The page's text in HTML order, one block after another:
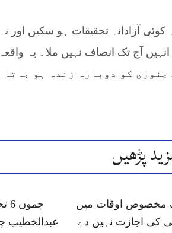
کوئی آزادانہ تحقیقات ہو سکیں اور
انہیں آج تک انصاف نہیں ملا۔ یہ
پڑھیں
مخصوص اوقات میں
کی اجازت نہیں دے
عبدالخطیب